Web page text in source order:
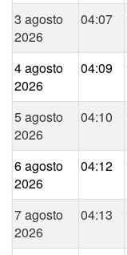
3 agosto
2026
04:07
4 agosto
2026
04:09
5 agosto
2026
04:10
6 agosto
2026
04:12
7 agosto
2026
04:13